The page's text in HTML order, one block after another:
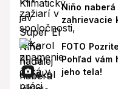
Niño
zahrievacie
FOTO
Pohľad vám
jeho tela!